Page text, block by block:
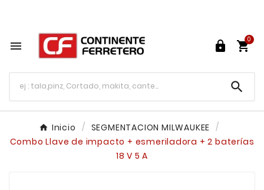
  
0

Inicio
SEGMENTACION MILWAUKEE
Combo Llave de impacto + esmeriladora + 2 baterías
18 V 5 A